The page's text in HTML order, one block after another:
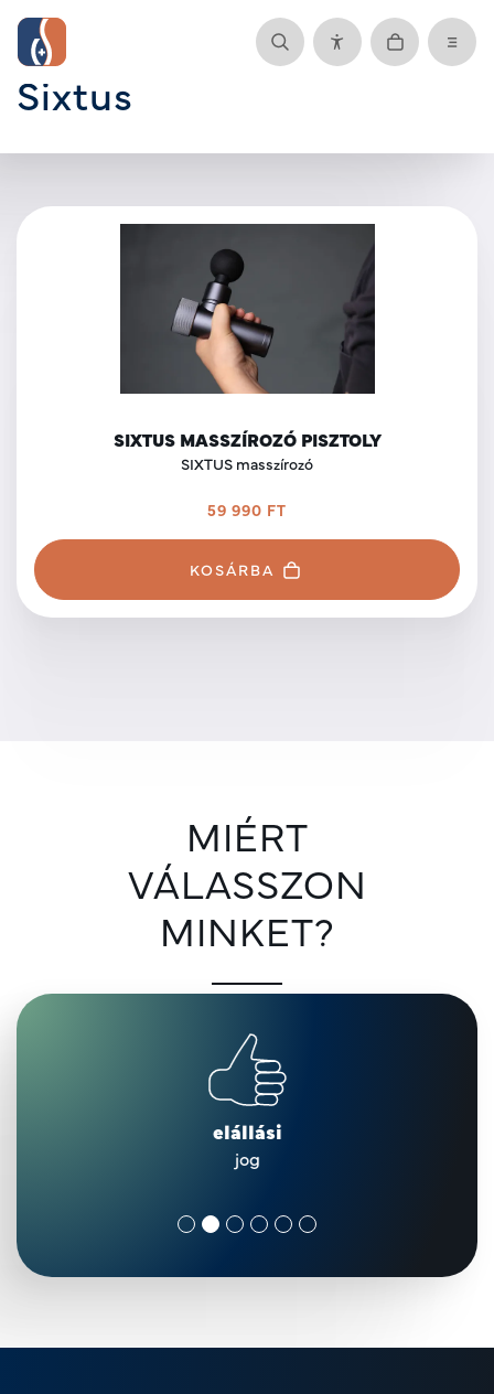
Sixtus
SIXTUS MASSZÍROZÓ PISZTOLY
SIXTUS masszírozó
59 990 FT
KOSÁRBA
MIÉRT
VÁLASSZON
MINKET?
elállási
jog